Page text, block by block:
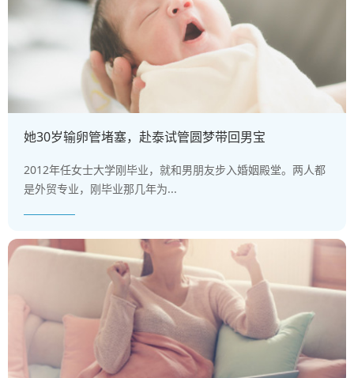
她30岁输卵管堵塞，赴泰试管圆梦带回男宝
2012年任女士大学刚毕业，就和男朋友步入婚姻殿堂。两人都
是外贸专业，刚毕业那几年为...